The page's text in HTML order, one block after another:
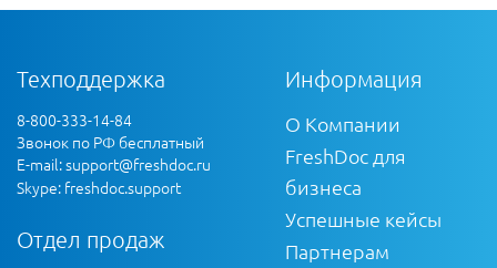
Техподдержка
8-800-333-14-84
Звонок по РФ бесплатный
E-mail:support@freshdoc.ru
Skype: freshdoc.support
Отдел продаж
Информация
О Компании
FreshDoc для
бизнеса
Успешные кейсы
Партнерам